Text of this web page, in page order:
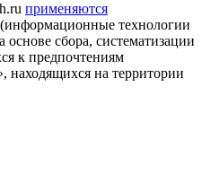
применяются
(информационные технологии
сбора, систематизации
к предпочтениям
находящихся на территории